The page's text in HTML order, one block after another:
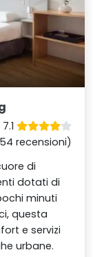
recensioni)
di
dotati di
minuti
questa
e servizi
urbane.